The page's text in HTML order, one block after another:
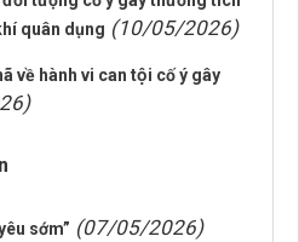
quân dụng (10/05/2026)
về hành vi can tội cố ý gây
sớm” (07/05/2026)